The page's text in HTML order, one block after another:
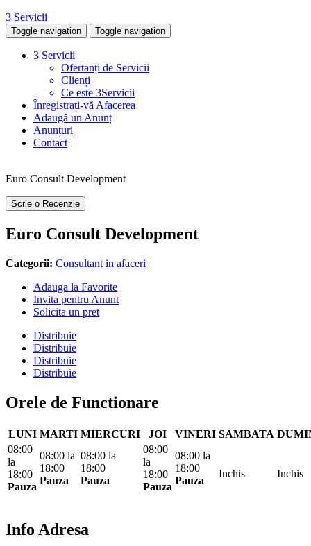
3 Servicii
Toggle navigation Toggle navigation
3 Servicii
Ofertanți de Servicii
Clienți
Ce este 3Servicii
Înregistrați-vă Afacerea
Adaugă un Anunț
Anunțuri
Contact
Euro Consult Development
Scrie o Recenzie
Euro Consult Development
Categorii: Consultant in afaceri
Adauga la Favorite
Invita pentru Anunt
Solicita un pret
Distribuie
Distribuie
Distribuie
Distribuie
Orele de Functionare
LUNI MARTI MIERCURI JOI VINERI SAMBATA
08:00
la
18:00
Pauza
08:00 la
18:00
Pauza
08:00 la
18:00
Pauza
08:00
la
18:00
Pauza
08:00 la
18:00
Pauza
Inchis Inchis
Info Adresa